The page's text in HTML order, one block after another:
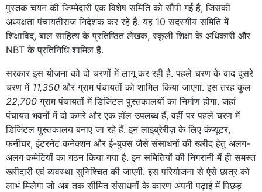
पुस्तक चयन की जिम्मेदारी एक विशेष समिति को सौंपी गई है, जिसकी
अध्यक्षता पंचायतीराज निदेशक कर रहे हैं. यह 10 सदस्यीय समिति में
शिक्षाविद्, बाल साहित्य के प्रतिष्ठित लेखक, स्कूली शिक्षा के अधिकारी और
NBT के प्रतिनिधि शामिल हैं.
सरकार इस योजना को दो चरणों में लागू कर रही है. पहले चरण के बाद दूसरे
चरण में 11,350 और ग्राम पंचायतों को शामिल किया जाएगा. इस तरह कुल
22,700 ग्राम पंचायतों में डिजिटल पुस्तकालयों का निर्माण होगा. जहां
पंचायत भवनों में दो कमरे और एक हॉल उपलब्ध हैं, वहीं पर पहले चरण में
डिजिटल पुस्तकालय बनाए जा रहे हैं. इन लाइब्रेरीज़ के लिए कंप्यूटर,
फर्नीचर, इंटरनेट कनेक्शन और ई-बुक्स जैसे संसाधनों की खरीद हेतु अलग-
अलग कमेटियों का गठन किया गया है. इन समितियों की निगरानी में ही समस्त
खरीदारी एवं व्यवस्था सुनिश्चित की जाएगी. इस परियोजना से ऐसे छात्र को
लाभ मिलेगा जो अब तक सीमित संसाधनों के कारण अपनी पढ़ाई में पिछड़